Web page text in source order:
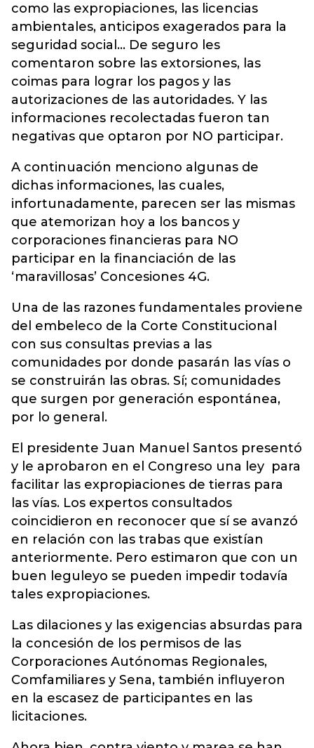
como las expropiaciones, las licencias
ambientales, anticipos exagerados para la
seguridad social… De seguro les
comentaron sobre las extorsiones, las
coimas para lograr los pagos y las
autorizaciones de las autoridades. Y las
informaciones recolectadas fueron tan
negativas que optaron por NO participar.
A continuación menciono algunas de
dichas informaciones, las cuales,
infortunadamente, parecen ser las mismas
que atemorizan hoy a los bancos y
corporaciones financieras para NO
participar en la financiación de las
‘maravillosas’ Concesiones 4G.
Una de las razones fundamentales proviene
del embeleco de la Corte Constitucional
con sus consultas previas a las
comunidades por donde pasarán las vías o
se construirán las obras. Sí; comunidades
que surgen por generación espontánea,
por lo general.
El presidente Juan Manuel Santos presentó
y le aprobaron en el Congreso una ley para
facilitar las expropiaciones de tierras para
las vías. Los expertos consultados
coincidieron en reconocer que sí se avanzó
en relación con las trabas que existían
anteriormente. Pero estimaron que con un
buen leguleyo se pueden impedir todavía
tales expropiaciones.
Las dilaciones y las exigencias absurdas para
la concesión de los permisos de las
Corporaciones Autónomas Regionales,
Comfamiliares y Sena, también influyeron
en la escasez de participantes en las
licitaciones.